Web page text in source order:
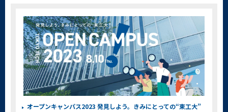
オープンキャンパス2023 発見しよう。きみにとっての“東工大”